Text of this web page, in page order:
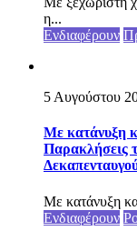
η...
Ενδιαφέρουν
5 Αυγούστου
Με κατάνυξη
Παρακλήσεις
Με κατάνυξη
Ενδιαφέρουν